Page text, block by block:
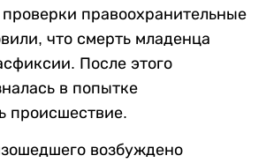
правоохранительные
что смерть младенца
После этого
в попытке
происшествие.
возбуждено